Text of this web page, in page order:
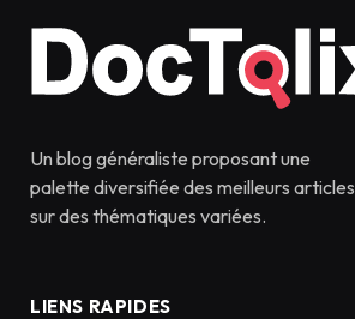
Un blog généraliste proposant une
palette diversifiée des meilleurs articles
sur des thématiques variées.
LIENS RAPIDES